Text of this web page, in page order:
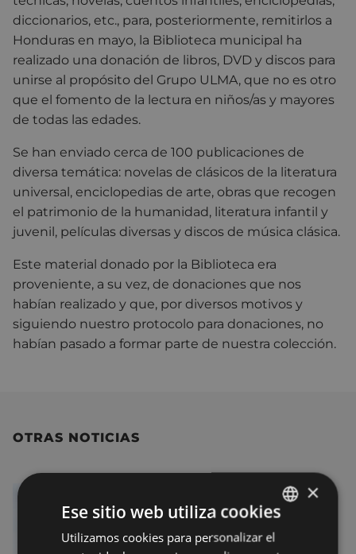
diccionarios, etc., para, posteriormente, remitirlos a
Honduras en mayo, la Biblioteca municipal ha
realizado una donación de libros, DVD y discos para
unirse al propósito del Grupo ULMA, que no es otro
que el fomento de la lectura en niños/as y mayores
de todas las edades.
Se han enviado cerca de 100 publicaciones de
diversa temática: novelas de clásicos de la literatura
universal, enciclopedias de arte, obras que recogen
el patrimonio de la humanidad, literatura infantil y
juvenil, películas diversas y discos de música clásica.
Este material donado por la Biblioteca era
proveniente, a su vez, de donaciones que nos
habían realizado y que, por diversos motivos y
siguiendo nuestro protocolo para donaciones, no
habían pasado a formar parte de nuestra colección.
OTRAS NOTICIAS
BASQUE
×
Ese sitio web utiliza cookies
Utilizamos cookies para personalizar el